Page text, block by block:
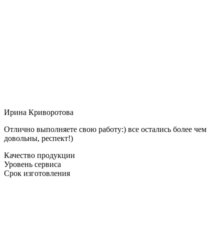
Ирина Криворотова
Отлично выполняете свою работу:) все остались более чем
довольны, респект!)
Качество продукции
Уровень сервиса
Срок изготовления